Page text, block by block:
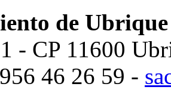
de Ubrique
- CP 11600
46 26 59 -